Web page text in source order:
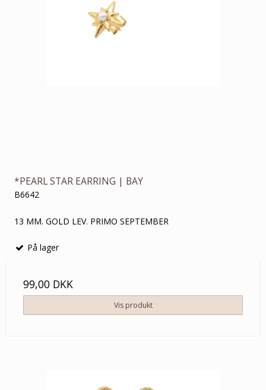
*PEARL STAR EARRING | BAY
B6642
13 MM. GOLD LEV. PRIMO SEPTEMBER
På lager
99,00 DKK
Vis produkt